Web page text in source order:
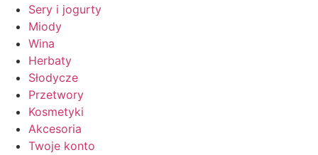
Sery i jogurty
Miody
Wina
Herbaty
Słodycze
Przetwory
Kosmetyki
Akcesoria
Twoje konto